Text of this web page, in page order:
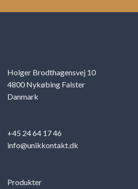
Holger Brodthagensvej 10
4800 Nykøbing Falster
Danmark
+45 24 64 17 46
info@unikkontakt.dk
Produkter